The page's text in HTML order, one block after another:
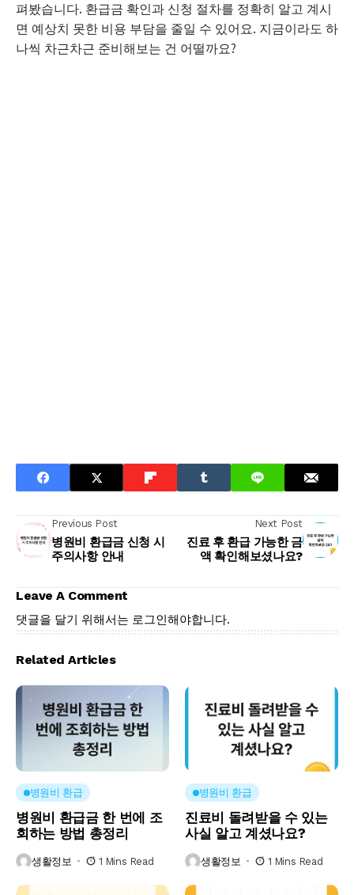
펴봤습니다. 환급금 확인과 신청 절차를 정확히 알고 계시
면 예상치 못한 비용 부담을 줄일 수 있어요. 지금이라도 하
나씩 차근차근 준비해보는 건 어떨까요?
Previous Post
병원비 환급금 신청 시
주의사항 안내
Next Post
진료 후 환급 가능한 금
액 확인해보셨나요?
Leave A Comment
댓글을 달기 위해서는 로그인해야합니다.
Related Articles
병원비 환급
병원비 환급금 한 번에 조
회하는 방법 총정리
생활정보 1 Mins Read
병원비 환급
진료비 돌려받을 수 있는
사실 알고 계셨나요?
생활정보 1 Mins Read